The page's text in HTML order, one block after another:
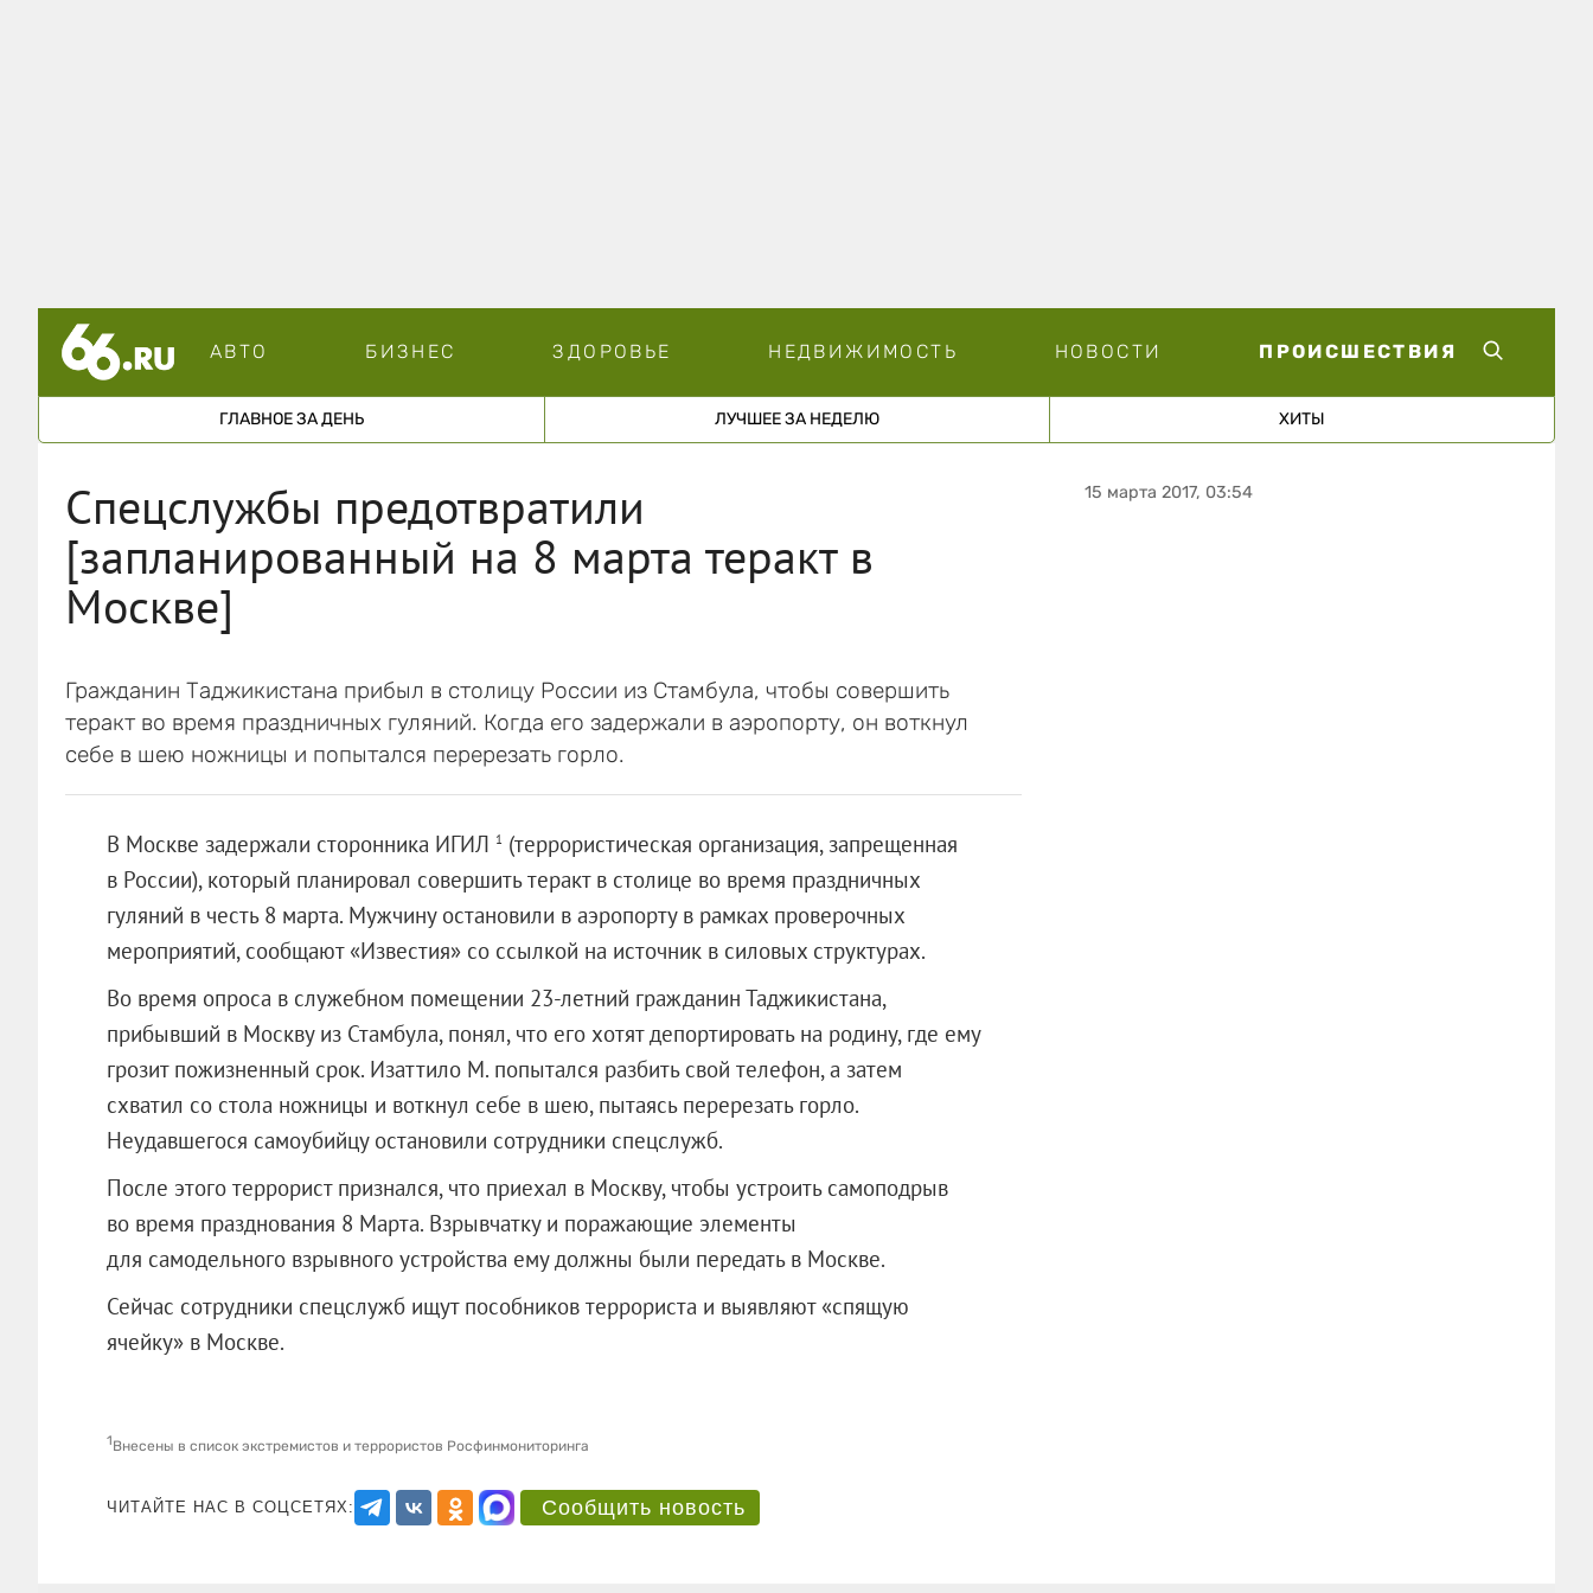
АВТО БИЗНЕС ЗДОРОВЬЕ НЕДВИЖИМОСТЬ НОВОСТИ ПРОИСШЕСТВИЯ
ГЛАВНОЕ ЗА ДЕНЬ ЛУЧШЕЕ ЗА НЕДЕЛЮ ХИТЫ
Спецслужбы предотвратили
[запланированный на 8 марта теракт в
Москве]
Гражданин Таджикистана прибыл в столицу России из Стамбула, чтобы совершить
теракт во время праздничных гуляний. Когда его задержали в аэропорту, он воткнул
себе в шею ножницы и попытался перерезать горло.
В Москве задержали сторонника ИГИЛ 1 (террористическая организация, запрещенная
в России), который планировал совершить теракт в столице во время праздничных
гуляний в честь 8 марта. Мужчину остановили в аэропорту в рамках проверочных
мероприятий, сообщают «Известия» со ссылкой на источник в силовых структурах.
Во время опроса в служебном помещении 23-летний гражданин Таджикистана,
прибывший в Москву из Стамбула, понял, что его хотят депортировать на родину, где ему
грозит пожизненный срок. Изаттило М. попытался разбить свой телефон, а затем
схватил со стола ножницы и воткнул себе в шею, пытаясь перерезать горло.
Неудавшегося самоубийцу остановили сотрудники спецслужб.
После этого террорист признался, что приехал в Москву, чтобы устроить самоподрыв
во время празднования 8 Марта. Взрывчатку и поражающие элементы
для самодельного взрывного устройства ему должны были передать в Москве.
Сейчас сотрудники спецслужб ищут пособников террориста и выявляют «спящую
ячейку» в Москве.
1Внесены в список экстремистов и террористов Росфинмониторинга
ЧИТАЙТЕ НАС В СОЦСЕТЯХ: Сообщить новость
15 марта 2017, 03:54